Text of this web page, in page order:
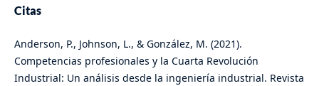
Citas
Anderson, P., Johnson, L., & González, M. (2021).
Competencias profesionales y la Cuarta Revolución
Industrial: Un análisis desde la ingeniería industrial. Revista